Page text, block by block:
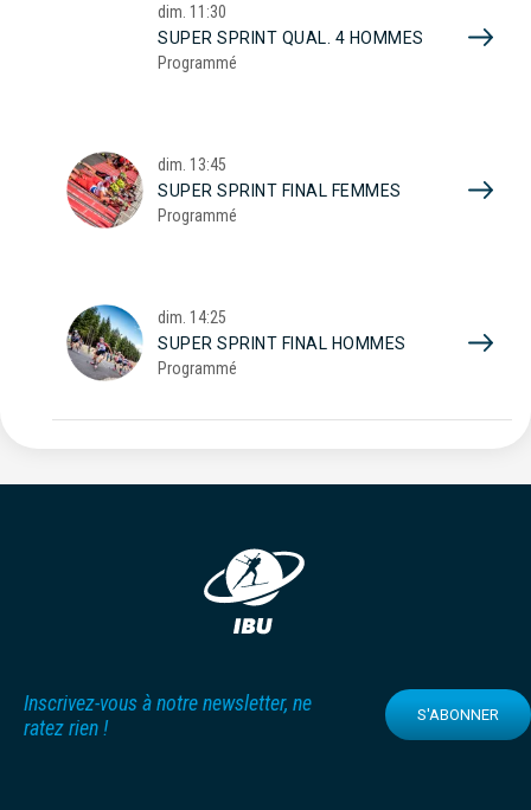
dim. 11:30
SUPER SPRINT QUAL. 4 HOMMES
Programmé
dim. 13:45
SUPER SPRINT FINAL FEMMES
Programmé
dim. 14:25
SUPER SPRINT FINAL HOMMES
Programmé
Inscrivez-vous à notre newsletter, ne
ratez rien !
S'ABONNER